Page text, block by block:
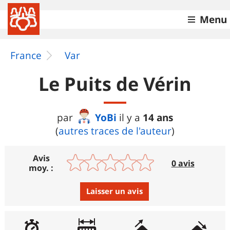
Menu
France Var
Le Puits de Vérin
par YoBi il y a 14 ans
(autres traces de l'auteur)
Avis
moy. :
0 avis
Laisser un avis